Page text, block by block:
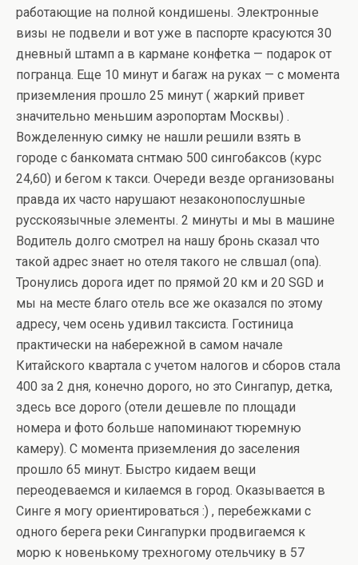
работающие на полной кондишены. Электронные
визы не подвели и вот уже в паспорте красуются 30
дневный штамп а в кармане конфетка — подарок от
погранца. Еще 10 минут и багаж на руках — с момента
приземления прошло 25 минут ( жаркий привет
значительно меньшим аэропортам Москвы) .
Вожделенную симку не нашли решили взять в
городе с банкомата снтмаю 500 сингобаксов (курс
24,60) и бегом к такси. Очереди везде организованы
правда их часто нарушают незаконопослушные
русскоязычные элементы. 2 минуты и мы в машине
Водитель долго смотрел на нашу бронь сказал что
такой адрес знает но отеля такого не слвшал (опа).
Тронулись дорога идет по прямой 20 км и 20 SGD и
мы на месте благо отель все же оказался по этому
адресу, чем осень удивил таксиста. Гостиница
практически на набережной в самом начале
Китайского квартала с учетом налогов и сборов стала
400 за 2 дня, конечно дорого, но это Сингапур, детка,
здесь все дорого (отели дешевле по площади
номера и фото больше напоминают тюремную
камеру). С момента приземления до заселения
прошло 65 минут. Быстро кидаем вещи
переодеваемся и килаемся в город. Оказывается в
Синге я могу ориентироваться :) , перебежками с
одного берега реки Сингапурки продвигаемся к
морю к новенькому трехногому отельчику в 57